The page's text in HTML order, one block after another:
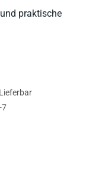
praktische
Lieferbar
7